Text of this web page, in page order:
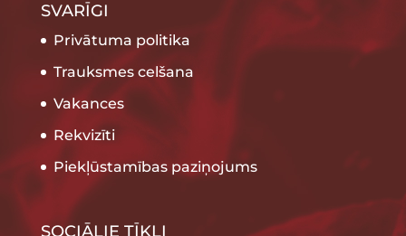
SVARĪGI
Privātuma politika
Trauksmes celšana
Vakances
Rekvizīti
Piekļūstamības paziņojums
SOCIĀLIE TĪKLI